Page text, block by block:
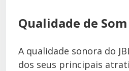
Qualidade de Som
A qualidade sonora do
dos seus principais